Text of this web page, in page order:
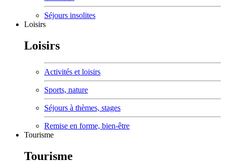
Séjours insolites
Loisirs
Loisirs
Activités et loisirs
Sports, nature
Séjours à thèmes, stages
Remise en forme, bien-être
Tourisme
Tourisme